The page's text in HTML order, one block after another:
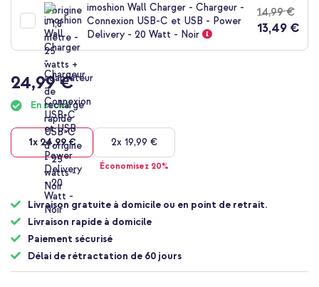
imoshion Wall Charger - Chargeur -
Connexion USB-C et USB - Power
Delivery - 20 Watt - Noir
14,99 €
13,49 €
24,99 €
En stock
1x 24,99 € 2x 19,99 €
Économisez 20%
Livraison gratuite à domicile ou en point de retrait.
Livraison rapide à domicile
Paiement sécurisé
Délai de rétractation de 60 jours